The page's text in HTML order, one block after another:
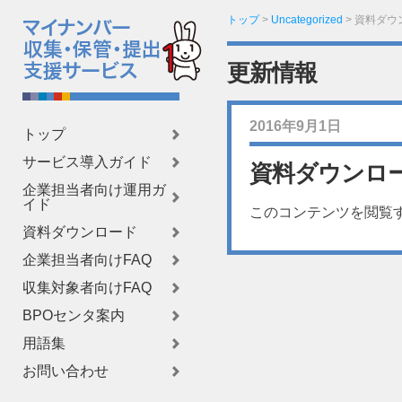
トップ
サービス導入ガイド
企業担当者向け運用ガ
イド
資料ダウンロード
企業担当者向けFAQ
収集対象者向けFAQ
BPOセンタ案内
用語集
お問い合わせ
トップ> Uncategorized > 資料ダウ
更新情報
2016年9月1日
資料ダウンロ
このコンテンツを閲